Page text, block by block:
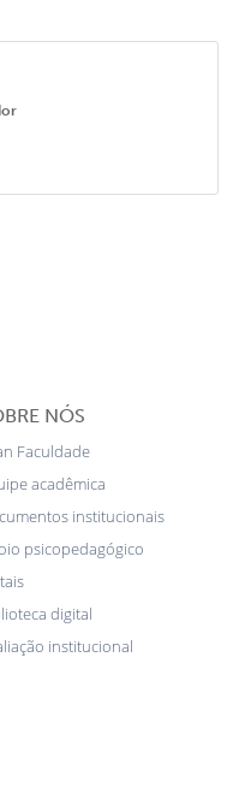
NÓS
Faculdade
acadêmica
institucionais
psicopedagógico
digital
institucional